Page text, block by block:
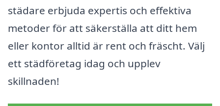
städare erbjuda expertis och effektiva
metoder för att säkerställa att ditt hem
eller kontor alltid är rent och fräscht. Välj
ett städföretag idag och upplev
skillnaden!